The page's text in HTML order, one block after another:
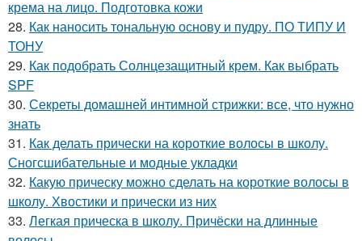
крема на лицо. Подготовка кожи
28. Как наносить тональную основу и пудру. ПО ТИПУ И
ТОНУ
29. Как подобрать Солнцезащитный крем. Как выбрать
SPF
30. Секреты домашней интимной стрижки: все, что нужно
знать
31. Как делать прически на короткие волосы в школу.
Сногсшибательные и модные укладки
32. Какую прическу можно сделать на короткие волосы в
школу. Хвостики и прически из них
33. Легкая прическа в школу. Причёски на длинные